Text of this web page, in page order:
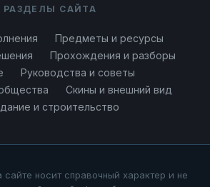
РАЗДЕЛЫ САЙТА
Предметы и ресурсы
Прохождения и разборы
Руководства и советы
Скины и внешний вид
и строительство
носит справочный характер и не